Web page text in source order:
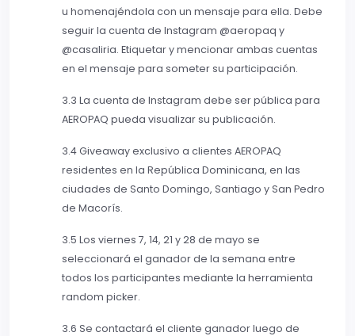
u homenajéndola con un mensaje para ella. Debe
seguir la cuenta de Instagram @aeropaq y
@casaliria. Etiquetar y mencionar ambas cuentas
en el mensaje para someter su participación.
3.3 La cuenta de Instagram debe ser pública para
AEROPAQ pueda visualizar su publicación.
3.4 Giveaway exclusivo a clientes AEROPAQ
residentes en la República Dominicana, en las
ciudades de Santo Domingo, Santiago y San Pedro
de Macorís.
3.5 Los viernes 7, 14, 21 y 28 de mayo se
seleccionará el ganador de la semana entre
todos los participantes mediante la herramienta
random picker.
3.6 Se contactará el cliente ganador luego de